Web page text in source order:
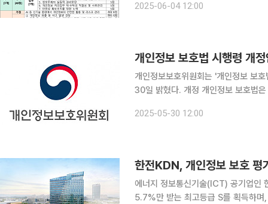
공공기관에 대해 ‘2025년 공공기관
2025-06-04 12:00
개인정보 보호법 시행령 개
개인정보보호위원회는 '개인정보 보
30일 밝혔다. 개정 개인정보 보호법은 국내대리인 제도를 개선하기 위해 해외사업자가 국내에 설립
경우 해당 법인을 국내대리인으로 지
2025-05-30 12:00
한전KDN, 개인정보 보호 평
에너지 정보통신기술(ICT) 공기업인
5.7%만 받는 최고등급 S를 획득하며